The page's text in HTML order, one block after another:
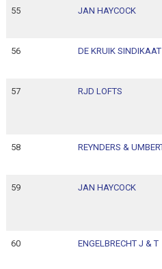
55 JAN HAYCOCK
56 DE KRUIK SINDIKAAT
57 RJD LOFTS
58 REYNDERS &
59 JAN HAYCOCK
60 ENGELBRECHT J & T